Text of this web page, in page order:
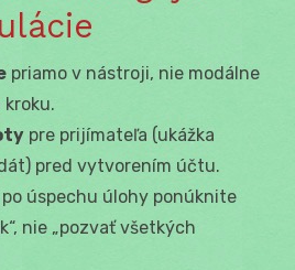
priamo v nástroji, nie modálne
kroku.
pre prijímateľa (ukážka
pred vytvorením účtu.
po úspechu úlohy ponúknite
nie „pozvať všetkých